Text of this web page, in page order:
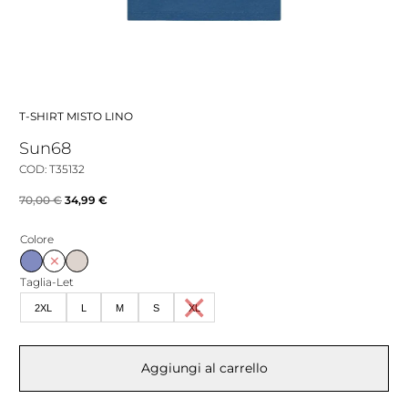
T-SHIRT MISTO LINO
Sun68
COD: T35132
70,00€ Il
originale
era:
70,00 €.
34,99 €Il
34,99 €.
Colore
Taglia-Let
2XL L M S XL
Aggiungi al carrello